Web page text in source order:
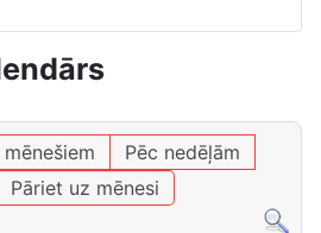
mēnešiem
Pēc nedēļām
Pāriet uz mēnesi